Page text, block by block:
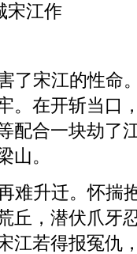
作
了宋江的性命
。在开斩当口
配合一块劫了
山。
难升迁。怀揣
丘，潜伏爪牙
江若得报冤仇